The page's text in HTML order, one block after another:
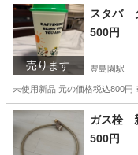
東京 練馬区 豊島園駅
売ります
スタバ
500円
豊島園駅
未使用新品 元の価格税込800
東京 練馬区 豊島園駅
ガス栓
500円